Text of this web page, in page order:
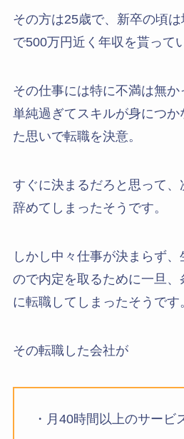
その方は25歳で、新卒の頃
で500万円近く年収を貰って
その仕事には特に不満は無
単純過ぎてスキルが身につか
た思いで転職を決意。
すぐに決まるだろと思って、
辞めてしまったそうです。
しかし中々仕事が決まらず
ので内定を取るために一旦
に転職してしまったそうです
その転職した会社が
・月40時間以上のサービ